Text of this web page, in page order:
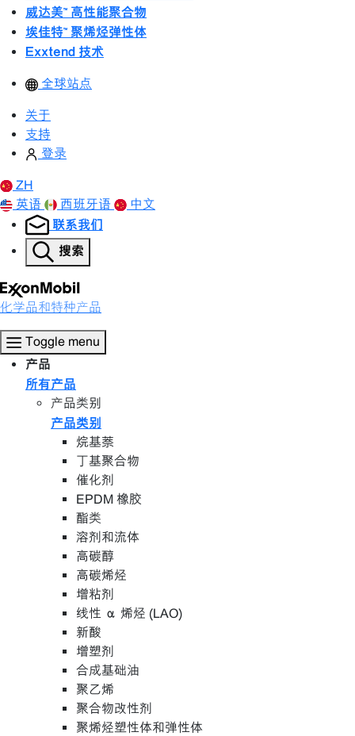
威达美™ 高性能聚合物
埃佳特™ 聚烯烃弹性体
Exxtend 技术
全球站点
关于
支持
登录
ZH
英语
西班牙语 中文
联系我们
搜索
化学品和特种产品
Toggle menu
产品
所有产品
产品类别
产品类别
烷基萘
丁基聚合物
催化剂
EPDM 橡胶
酯类
溶剂和流体
高碳醇
高碳烯烃
增粘剂
线性 α 烯烃 (LAO)
新酸
增塑剂
合成基础油
聚乙烯
聚合物改性剂
聚烯烃塑性体和弹性体